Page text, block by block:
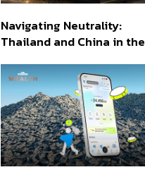
Navigating Neutrality:
Thailand and China in the
Order